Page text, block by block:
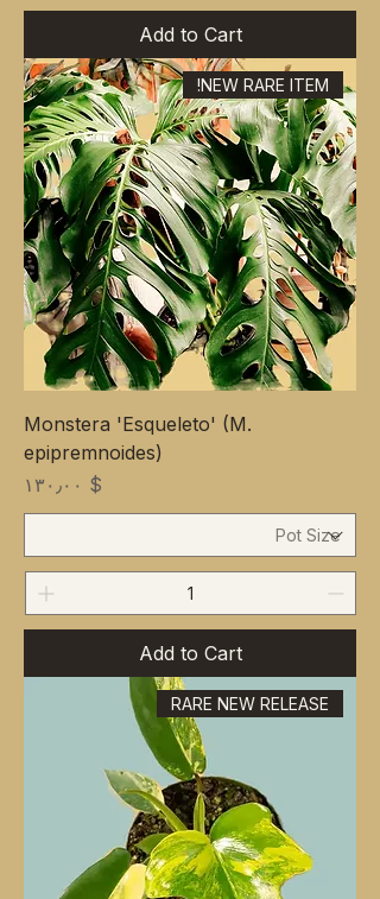
Add to Cart
NEW RARE ITEM!
Monstera 'Esqueleto' (M.
epipremnoides)
Price
$ ۱۳۰٫۰۰
Add to Cart
RARE NEW RELEASE